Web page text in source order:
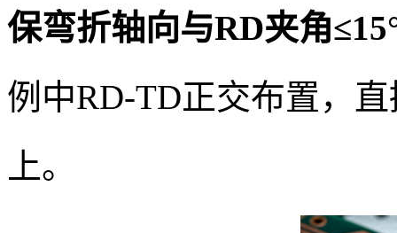
保弯折轴向与RD夹角
例中RD-TD正交布置，
上。